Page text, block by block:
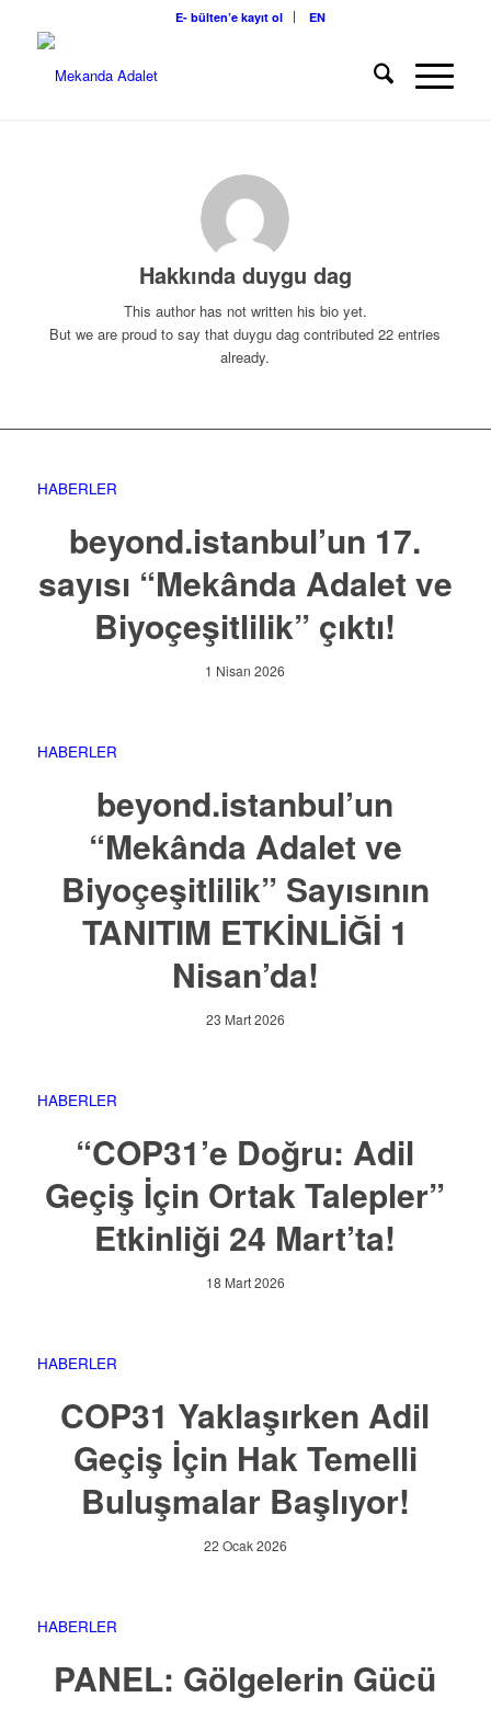
E- bülten’e kayıt ol EN
Hakkında duygu dag
This author has not written his bio yet.
But we are proud to say thatduygu dag contributed 22 entries
already.
HABERLER
beyond.istanbul’un 17.
sayısı “Mekânda Adalet ve
Biyoçeşitlilik” çıktı!
1 Nisan 2026
HABERLER
beyond.istanbul’un
“Mekânda Adalet ve
Biyoçeşitlilik” Sayısının
TANITIM ETKİNLİĞİ 1
Nisan’da!
23 Mart 2026
HABERLER
“COP31’e Doğru: Adil
Geçiş İçin Ortak Talepler”
Etkinliği 24 Mart’ta!
18 Mart 2026
HABERLER
COP31 Yaklaşırken Adil
Geçiş İçin Hak Temelli
Buluşmalar Başlıyor!
22 Ocak 2026
HABERLER
PANEL: Gölgelerin Gücü